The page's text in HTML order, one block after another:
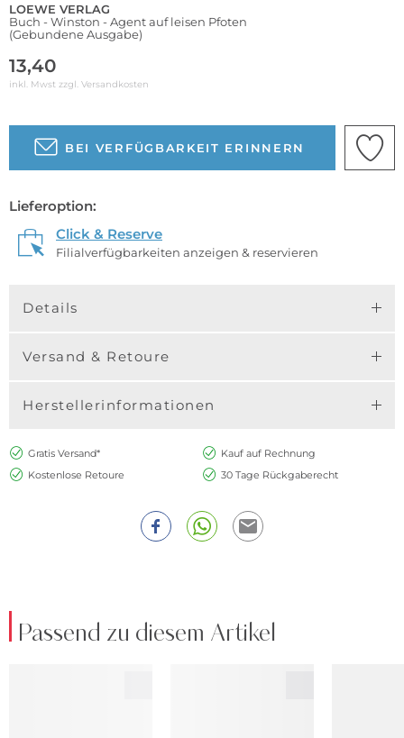
LOEWE VERLAG
Buch - Winston - Agent auf leisen Pfoten
(Gebundene Ausgabe)
13,40
inkl. Mwst zzgl. Versandkosten
BEI VERFÜGBARKEIT ERINNERN
Lieferoption:
Click & Reserve
Filialverfügbarkeiten anzeigen & reservieren
Details
Versand & Retoure
Herstellerinformationen
Gratis Versand*
Kauf auf Rechnung
Kostenlose Retoure
30 Tage Rückgaberecht
Passend zu diesem Artikel